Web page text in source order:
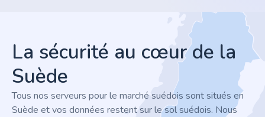
La sécurité au cœur de la
Suède
Tous nos serveurs pour le marché suédois sont situés en
Suède et vos données restent sur le sol suédois. Nous